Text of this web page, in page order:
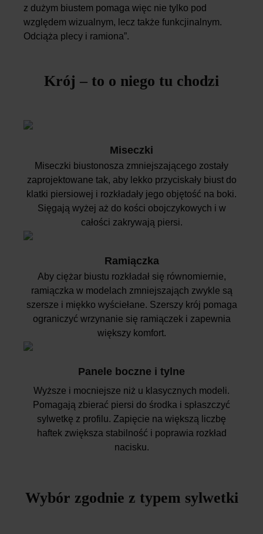
z dużym biustem pomaga więc nie tylko pod
względem wizualnym, lecz także funkcjinalnym.
Odciąża plecy i ramiona”.
Krój – to o niego tu chodzi
Miseczki
Miseczki biustonosza zmniejszającego zostały
zaprojektowane tak, aby lekko przyciskały biust do
klatki piersiowej i rozkładały jego objętość na boki.
Sięgają wyżej aż do kości obojczykowych i w
całości zakrywają piersi.
Ramiączka
Aby ciężar biustu rozkładał się równomiernie,
ramiączka w modelach zmniejszająch zwykle są
szersze i miękko wyściełane. Szerszy krój pomaga
ograniczyć wrzynanie się ramiączek i zapewnia
większy komfort.
Panele boczne i tylne
Wyższe i mocniejsze niż u klasycznych modeli.
Pomagają zbierać piersi do środka i spłaszczyć
sylwetkę z profilu. Zapięcie na większą liczbę
haftek zwiększa stabilność i poprawia rozkład
nacisku.
Wybór zgodnie z typem sylwetki